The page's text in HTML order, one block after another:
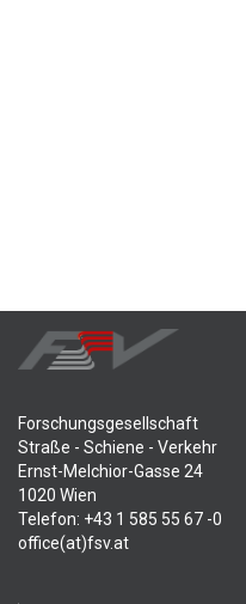
Forschungsgesellschaft
Straße - Schiene - Verkehr
Ernst-Melchior-Gasse 24
1020 Wien
Telefon: +43 1 585 55 67 -0
office(at)fsv.at